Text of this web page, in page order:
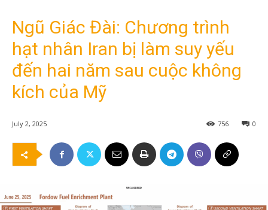
Ngũ Giác Đài: Chương trình
hạt nhân Iran bị làm suy yếu
đến hai năm sau cuộc không
kích của Mỹ
July 2, 2025 0
756